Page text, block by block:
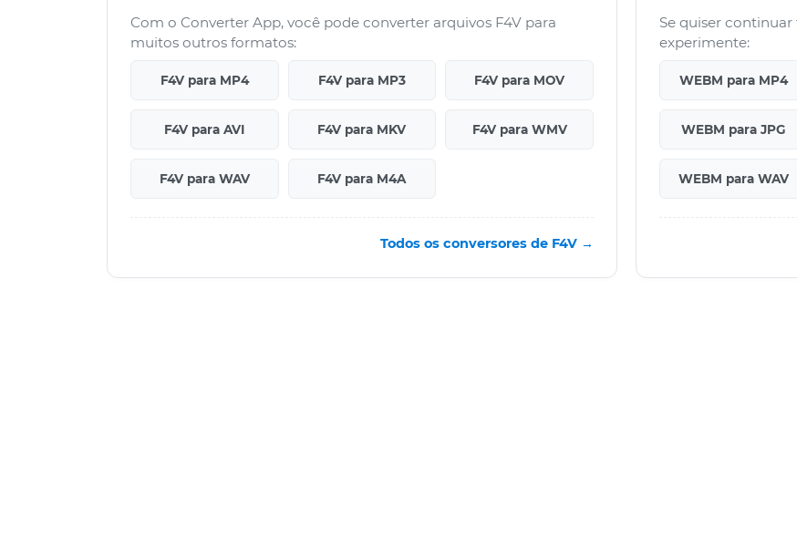
Com o Converter App, você pode converter arquivos F4V para
muitos outros formatos:
F4V para MP4 F4V para MP3 F4V para MOV
F4V para AVI F4V para MKV F4V para WMV
F4V para WAV F4V para M4A
Todos os conversores de F4V →
Se quiser
experimente:
WEBM para MP4
WEBM para JPG
WEBM para WAV